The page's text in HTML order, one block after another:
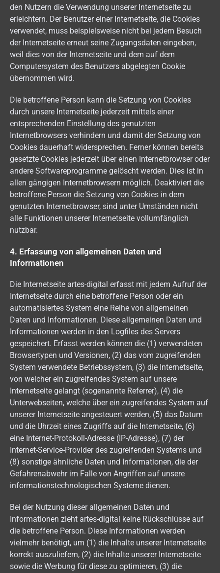
den Nutzern die Verwendung unserer Internetseite zu
erleichtern. Der Benutzer einer Internetseite, die Cookies
verwendet, muss beispielsweise nicht bei jedem Besuch
der Internetseite erneut seine Zugangsdaten eingeben,
weil dies von der Internetseite und dem auf dem
Computersystem des Benutzers abgelegten Cookie
übernommen wird.
Die betroffene Person kann die Setzung von Cookies
durch unsere Internetseite jederzeit mittels einer
entsprechenden Einstellung des genutzten
Internetbrowsers verhindern und damit der Setzung von
Cookies dauerhaft widersprechen. Ferner können bereits
gesetzte Cookies jederzeit über einen Internetbrowser oder
andere Softwareprogramme gelöscht werden. Dies ist in
allen gängigen Internetbrowsern möglich. Deaktiviert die
betroffene Person die Setzung von Cookies in dem
genutzten Internetbrowser, sind unter Umständen nicht
alle Funktionen unserer Internetseite vollumfänglich
nutzbar.
4. Erfassung von allgemeinen Daten und
Informationen
Die Internetseite artes-digital erfasst mit jedem Aufruf der
Internetseite durch eine betroffene Person oder ein
automatisiertes System eine Reihe von allgemeinen
Daten und Informationen. Diese allgemeinen Daten und
Informationen werden in den Logfiles des Servers
gespeichert. Erfasst werden können die (1) verwendeten
Browsertypen und Versionen, (2) das vom zugreifenden
System verwendete Betriebssystem, (3) die Internetseite,
von welcher ein zugreifendes System auf unsere
Internetseite gelangt (sogenannte Referrer), (4) die
Unterwebseiten, welche über ein zugreifendes System auf
unserer Internetseite angesteuert werden, (5) das Datum
und die Uhrzeit eines Zugriffs auf die Internetseite, (6)
eine Internet-Protokoll-Adresse (IP-Adresse), (7) der
Internet-Service-Provider des zugreifenden Systems und
(8) sonstige ähnliche Daten und Informationen, die der
Gefahrenabwehr im Falle von Angriffen auf unsere
informationstechnologischen Systeme dienen.
Bei der Nutzung dieser allgemeinen Daten und
Informationen zieht artes-digital keine Rückschlüsse auf
die betroffene Person. Diese Informationen werden
vielmehr benötigt, um (1) die Inhalte unserer Internetseite
korrekt auszuliefern, (2) die Inhalte unserer Internetseite
sowie die Werbung für diese zu optimieren, (3) die